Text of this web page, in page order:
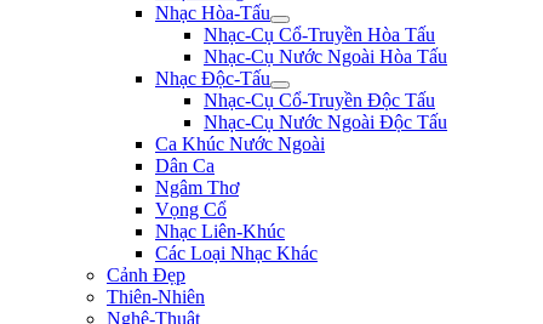
Nhạc Hòa-Tấu
Nhạc-Cụ Cổ-Truyền Hòa Tấu
Nhạc-Cụ Nước Ngoài Hòa Tấu
Nhạc Độc-Tấu
Nhạc-Cụ Cổ-Truyền Độc Tấu
Nhạc-Cụ Nước Ngoài Độc Tấu
Ca Khúc Nước Ngoài
Dân Ca
Ngâm Thơ
Vọng Cổ
Nhạc Liên-Khúc
Các Loại Nhạc Khác
Cảnh Đẹp
Thiên-Nhiên
Nghệ-Thuật